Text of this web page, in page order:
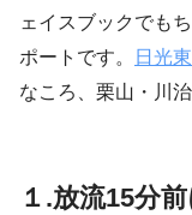
ェイスブックでも
ポートです。
日光
なころ、栗山・川
１.放流15分